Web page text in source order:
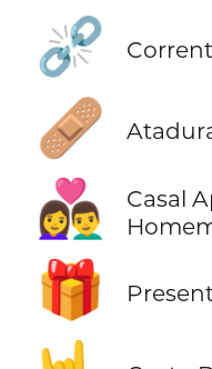
⛓️‍💥
🩹
👩‍❤️‍👨
Casal
🎁